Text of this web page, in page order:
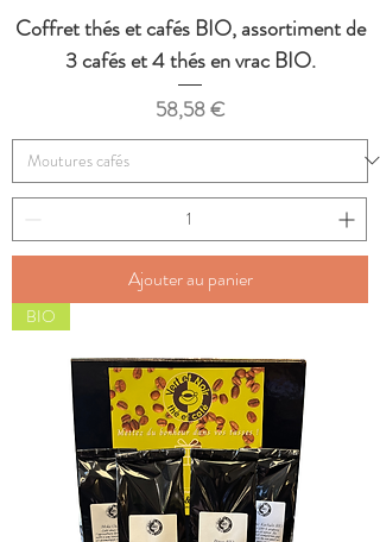
Coffret thés et cafés BIO, assortiment de
3 cafés et 4 thés en vrac BIO.
Prix
58,58 €
Ajouter au panier
BIO